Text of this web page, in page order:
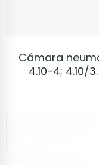
Cámara
4.10-4; 4.10/